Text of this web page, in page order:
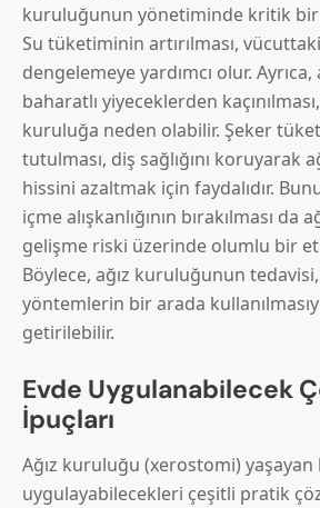
kuruluğunun yönetiminde kritik bir
Su tüketiminin artırılması,
dengelemeye yardımcı olur. Ayrıca,
baharatlı yiyeceklerden
kuruluğa neden olabilir. Şeker
tutulması, diş sağlığını koruyarak
hissini azaltmak için faydalıdır.
içme alışkanlığının bırakılması da
gelişme riski üzerinde olumlu bir
Böylece, ağız kuruluğunun
yöntemlerin bir arada
getirilebilir.
Evde Uygulanabilecek
İpuçları
Ağız kuruluğu (xerostomi)
uygulayabilecekleri çeşitli pratik